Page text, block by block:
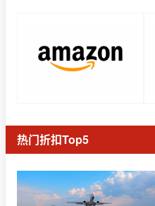
热门折扣Top5